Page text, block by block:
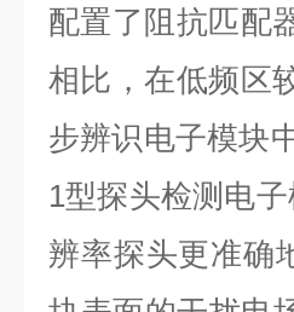
配置了阻抗匹配
相比，在低频区
步辨识电子模块
1型探头检测电
辨率探头更准确